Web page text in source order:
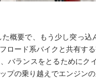
た概要で、もう少し突っ
ロード系バイクと共有す
バランスをとるためにク
プの乗り越えでエンジン